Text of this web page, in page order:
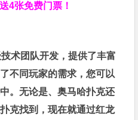
4张免费门票！
术团队开发，提供了丰富
不同玩家的需求，您可以
。无论是、奥马哈扑克还
克找到，现在就通过红龙